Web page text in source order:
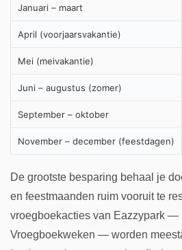
Januari – maart
April (voorjaarsvakantie)
Mei (meivakantie)
Juni – augustus (zomer)
September – oktober
November – december (feestdagen)
De grootste besparing behaal je
en feestmaanden ruim vooruit te
vroegboekacties van Eazzypark —
Vroegboekweken — worden